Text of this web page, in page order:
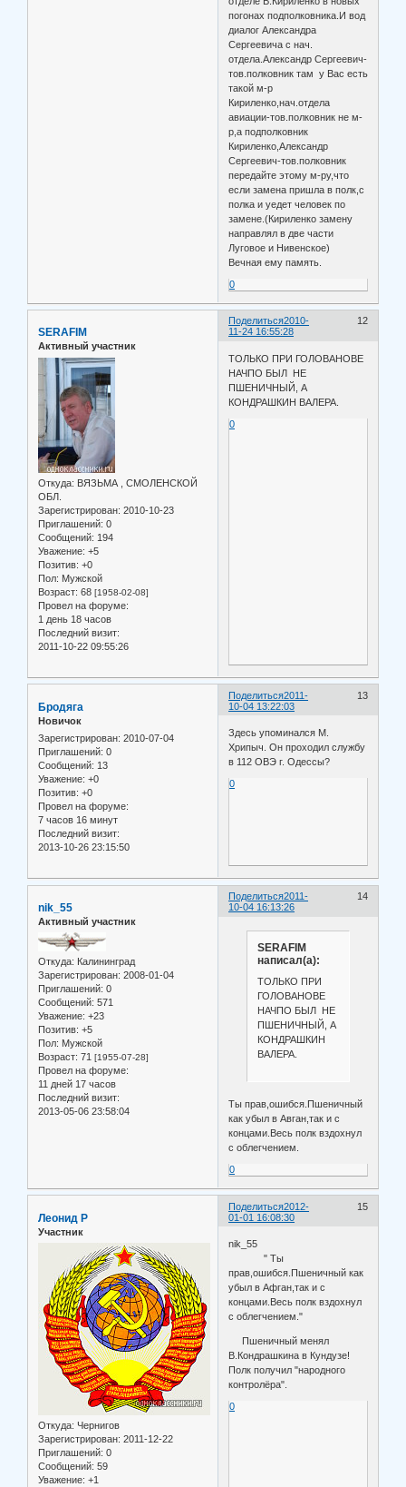
погонах подполковника.И вод
диалог Александра
Сергеевича с нач.
отдела.Александр Сергеевич-
тов.полковник там у Вас есть
такой м-р
Кириленко,нач.отдела
авиации-тов.полковник не м-
р,а подполковник
Кириленко,Александр
Сергеевич-тов.полковник
передайте этому м-ру,что
если замена пришла в полк,с
полка и уедет человек по
замене.(Кириленко замену
направлял в две части
Луговое и Нивенское)
Вечная ему память.
0
Поделиться 12
2010-
11-24 16:55:28
SERAFIM
Активный участник
Откуда: ВЯЗЬМА , СМОЛЕНСКОЙ
ОБЛ.
Зарегистрирован: 2010-10-23
Приглашений: 0
Сообщений: 194
Уважение: +5
Позитив: +0
Пол: Мужской
Возраст: 68 [1958-02-08]
Провел на форуме:
1 день 18 часов
Последний визит:
2011-10-22 09:55:26
ТОЛЬКО ПРИ ГОЛОВАНОВЕ
НАЧПО БЫЛ НЕ
ПШЕНИЧНЫЙ, А
КОНДРАШКИН ВАЛЕРА.
0
Поделиться 13
2011-
10-04 13:22:03
Бродяга
Новичок
Зарегистрирован: 2010-07-04
Приглашений: 0
Сообщений: 13
Уважение: +0
Позитив: +0
Провел на форуме:
7 часов 16 минут
Последний визит:
2013-10-26 23:15:50
Здесь упоминался М.
Хрипыч. Он проходил службу
в 112 ОВЭ г. Одессы?
0
Поделиться 14
2011-
10-04 16:13:26
nik_55
Активный участник
Откуда: Калининград
Зарегистрирован: 2008-01-04
Приглашений: 0
Сообщений: 571
Уважение: +23
Позитив: +5
Пол: Мужской
Возраст: 71 [1955-07-28]
Провел на форуме:
11 дней 17 часов
Последний визит:
2013-05-06 23:58:04
SERAFIM
написал(а):
ТОЛЬКО ПРИ
ГОЛОВАНОВЕ
НАЧПО БЫЛ НЕ
ПШЕНИЧНЫЙ, А
КОНДРАШКИН
ВАЛЕРА.
Ты прав,ошибся.Пшеничный
как убыл в Авган,так и с
концами.Весь полк вздохнул
с облегчением.
0
Поделиться 15
2012-
01-01 16:08:30
Леонид Р
Участник
Откуда: Чернигов
Зарегистрирован: 2011-12-22
Приглашений: 0
Сообщений: 59
Уважение: +1
nik_55
" Ты
прав,ошибся.Пшеничный как
убыл в Афган,так и с
концами.Весь полк вздохнул
с облегчением."
Пшеничный менял
В.Кондрашкина в Кундузе!
Полк получил "народного
контролёра".
0